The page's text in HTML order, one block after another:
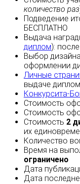
количество раз
Подведение
БЕСПЛАТНО
Выдача
диплом):
Выбор
оформлении
Личные
выдаче
Конкурсита-
Стоимость
Стоимость
Стоимость 2
их
Количество
Время на
ограничено
Дата
Дата